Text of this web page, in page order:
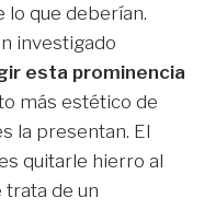
lo que deberían.
investigado
esta prominencia
más estético de
la presentan. El
quitarle hierro al
trata de un